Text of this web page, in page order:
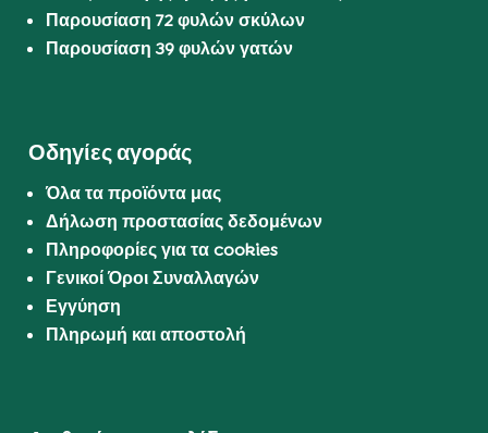
Παρουσίαση 72 φυλών σκύλων
Παρουσίαση 39 φυλών γατών
Οδηγίες αγοράς
Όλα τα προϊόντα μας
Δήλωση προστασίας δεδομένων
Πληροφορίες για τα cookies
Γενικοί Όροι Συναλλαγών
Εγγύηση
Πληρωμή και αποστολή